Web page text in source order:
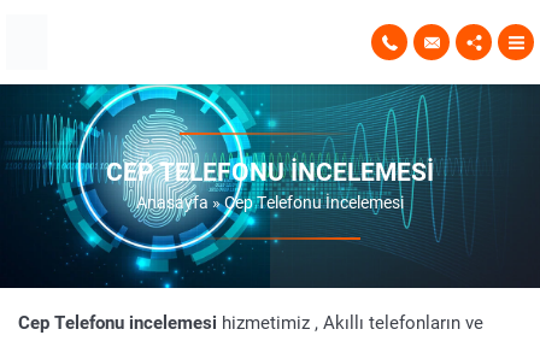
CEP TELEFONU İNCELEMESI
Anasayfa»Cep Telefonu İncelemesi
Cep Telefonu incelemesi hizmetimiz , Akıllı telefonların ve